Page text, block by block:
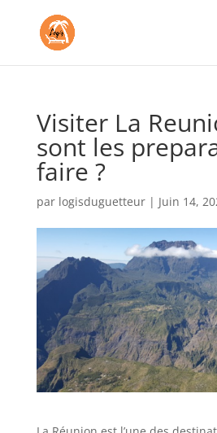
Visiter La
sont les
faire ?
par logisduguetteur| Juin 14,